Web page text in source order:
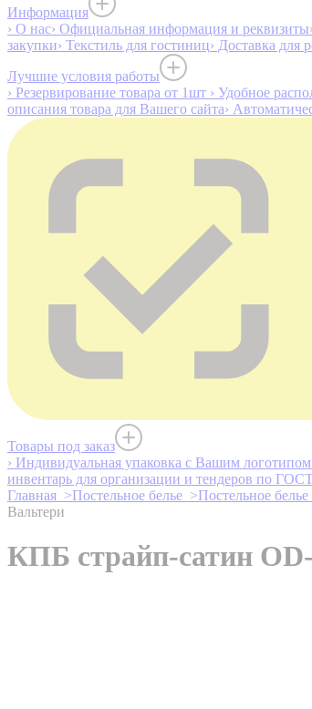
Информация
› О нас› Официальная информация и реквизиты
закупки› Текстиль для гостиниц› Доставка для
Лучшие условия работы
› Резервирование товара от 1шт › Удобное
описания товара для Вашего сайта›
Товары под заказ
› Индивидуальная упаковка с Вашим логотипом
инвентарь для организации и тендеров по
Главная >Постельное белье >Постельное
Вальтери
КПБ страйп-сатин